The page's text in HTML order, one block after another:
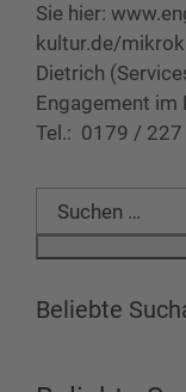
Sie hier:
kultur.de/
Dietrich
Engagement im
Tel.: 0179 /
Suchen
nach:
Beliebte